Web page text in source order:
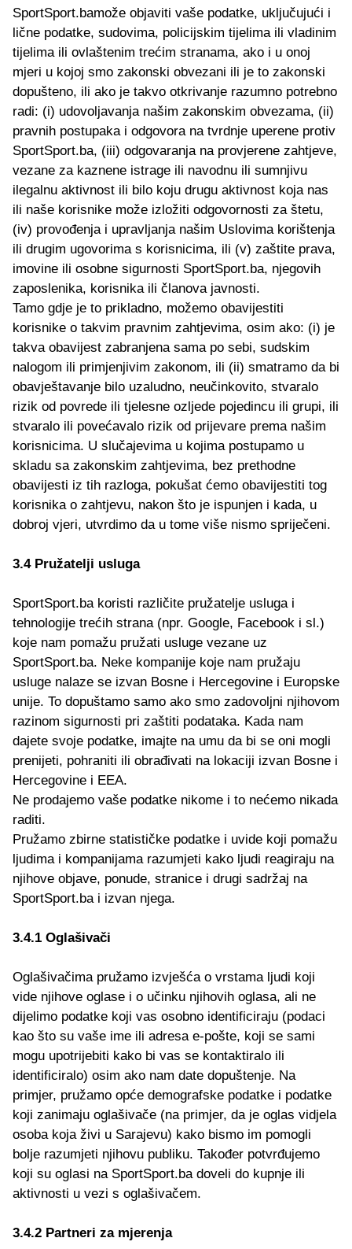
SportSport.bamože objaviti vaše podatke, uključujući i
lične podatke, sudovima, policijskim tijelima ili vladinim
tijelima ili ovlaštenim trećim stranama, ako i u onoj
mjeri u kojoj smo zakonski obvezani ili je to zakonski
dopušteno, ili ako je takvo otkrivanje razumno potrebno
radi: (i) udovoljavanja našim zakonskim obvezama, (ii)
pravnih postupaka i odgovora na tvrdnje uperene protiv
SportSport.ba, (iii) odgovaranja na provjerene zahtjeve,
vezane za kaznene istrage ili navodnu ili sumnjivu
ilegalnu aktivnost ili bilo koju drugu aktivnost koja nas
ili naše korisnike može izložiti odgovornosti za štetu,
(iv) provođenja i upravljanja našim Uslovima korištenja
ili drugim ugovorima s korisnicima, ili (v) zaštite prava,
imovine ili osobne sigurnosti SportSport.ba, njegovih
zaposlenika, korisnika ili članova javnosti.
Tamo gdje je to prikladno, možemo obavijestiti
korisnike o takvim pravnim zahtjevima, osim ako: (i) je
takva obavijest zabranjena sama po sebi, sudskim
nalogom ili primjenjivim zakonom, ili (ii) smatramo da bi
obavještavanje bilo uzaludno, neučinkovito, stvaralo
rizik od povrede ili tjelesne ozljede pojedincu ili grupi, ili
stvaralo ili povećavalo rizik od prijevare prema našim
korisnicima. U slučajevima u kojima postupamo u
skladu sa zakonskim zahtjevima, bez prethodne
obavijesti iz tih razloga, pokušat ćemo obavijestiti tog
korisnika o zahtjevu, nakon što je ispunjen i kada, u
dobroj vjeri, utvrdimo da u tome više nismo spriječeni.
3.4 Pružatelji usluga
SportSport.ba koristi različite pružatelje usluga i
tehnologije trećih strana (npr. Google, Facebook i sl.)
koje nam pomažu pružati usluge vezane uz
SportSport.ba. Neke kompanije koje nam pružaju
usluge nalaze se izvan Bosne i Hercegovine i Europske
unije. To dopuštamo samo ako smo zadovoljni njihovom
razinom sigurnosti pri zaštiti podataka. Kada nam
dajete svoje podatke, imajte na umu da bi se oni mogli
prenijeti, pohraniti ili obrađivati na lokaciji izvan Bosne i
Hercegovine i EEA.
Ne prodajemo vaše podatke nikome i to nećemo nikada
raditi.
Pružamo zbirne statističke podatke i uvide koji pomažu
ljudima i kompanijama razumjeti kako ljudi reagiraju na
njihove objave, ponude, stranice i drugi sadržaj na
SportSport.ba i izvan njega.
3.4.1 Oglašivači
Oglašivačima pružamo izvješća o vrstama ljudi koji
vide njihove oglase i o učinku njihovih oglasa, ali ne
dijelimo podatke koji vas osobno identificiraju (podaci
kao što su vaše ime ili adresa e-pošte, koji se sami
mogu upotrijebiti kako bi vas se kontaktiralo ili
identificiralo) osim ako nam date dopuštenje. Na
primjer, pružamo opće demografske podatke i podatke
koji zanimaju oglašivače (na primjer, da je oglas vidjela
osoba koja živi u Sarajevu) kako bismo im pomogli
bolje razumjeti njihovu publiku. Također potvrđujemo
koji su oglasi na SportSport.ba doveli do kupnje ili
aktivnosti u vezi s oglašivačem.
3.4.2 Partneri za mjerenja